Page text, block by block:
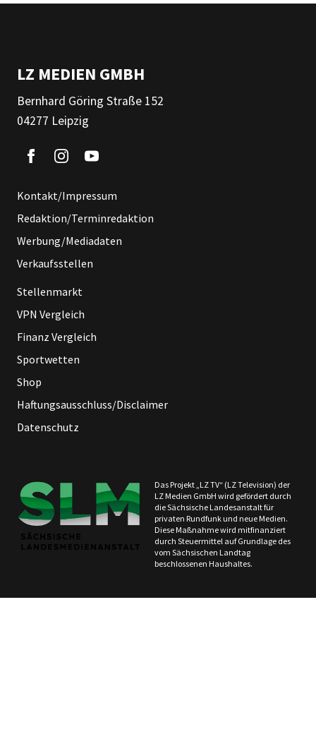
LZ MEDIEN GMBH
Bernhard Göring Straße 152
04277 Leipzig
Kontakt/Impressum
Redaktion/Terminredaktion
Werbung/Mediadaten
Verkaufsstellen
Stellenmarkt
VPN Vergleich
Finanz Vergleich
Sportwetten
Shop
Haftungsausschluss/Disclaimer
Datenschutz
Das Projekt „LZ TV“ (LZ Television) der
LZ Medien GmbH wird gefördert durch
die Sächsische Landesanstalt für
privaten Rundfunk und neue Medien.
Diese Maßnahme wird mitfinanziert
durch Steuermittel auf Grundlage des
vom Sächsischen Landtag
beschlossenen Haushaltes.